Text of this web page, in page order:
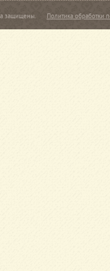
защищены. Политика обработки